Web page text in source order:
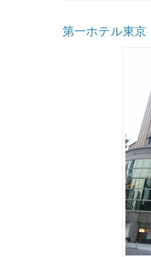
第一ホテル東京